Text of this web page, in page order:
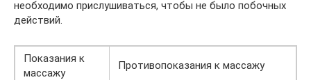
необходимо прислушиваться, чтобы не было побочных
действий.
Показания к
массажу
Противопоказания к массажу